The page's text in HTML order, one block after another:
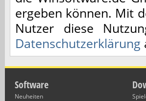
ergeben können. Mit
Nutzer diese
Datenschutzerklärung
Software
Neuheiten